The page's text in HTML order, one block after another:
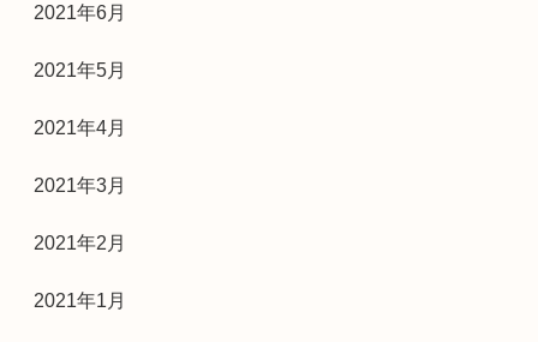
2021年6月
2021年5月
2021年4月
2021年3月
2021年2月
2021年1月